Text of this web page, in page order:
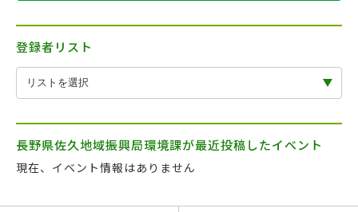
登録者リスト
長野県佐久地域振興局環境課が最近投稿したイベント
現在、イベント情報はありません